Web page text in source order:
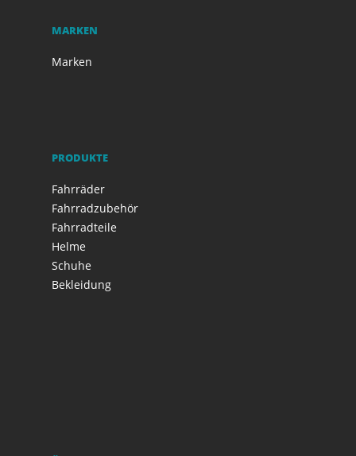
MARKEN
Marken
PRODUKTE
Fahrräder
Fahrradzubehör
Fahrradteile
Helme
Schuhe
Bekleidung